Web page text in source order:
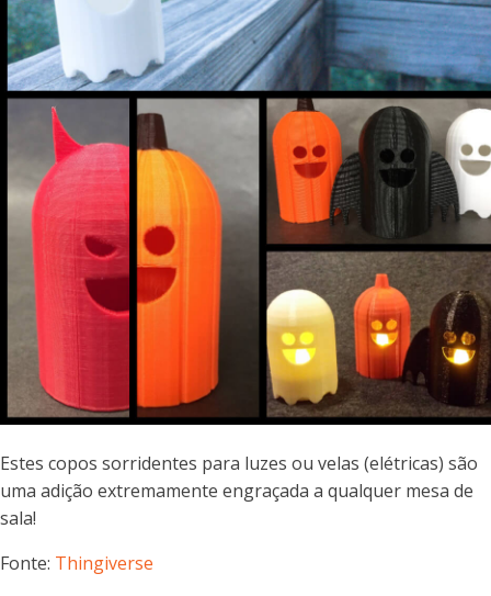
Estes copos sorridentes para luzes ou velas (elétricas) são
uma adição extremamente engraçada a qualquer mesa de
sala!
Fonte: Thingiverse